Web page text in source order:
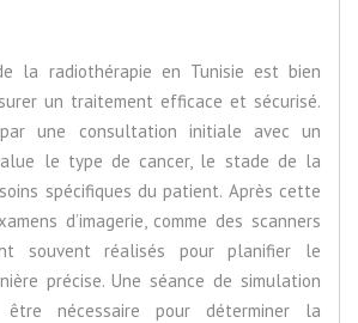
la radiothérapie en Tunisie est bien
un traitement efficace et sécurisé.
une consultation initiale avec un
le type de cancer, le stade de la
spécifiques du patient. Après cette
d’imagerie, comme des scanners
souvent réalisés pour planifier le
précise. Une séance de simulation
nécessaire pour déterminer la